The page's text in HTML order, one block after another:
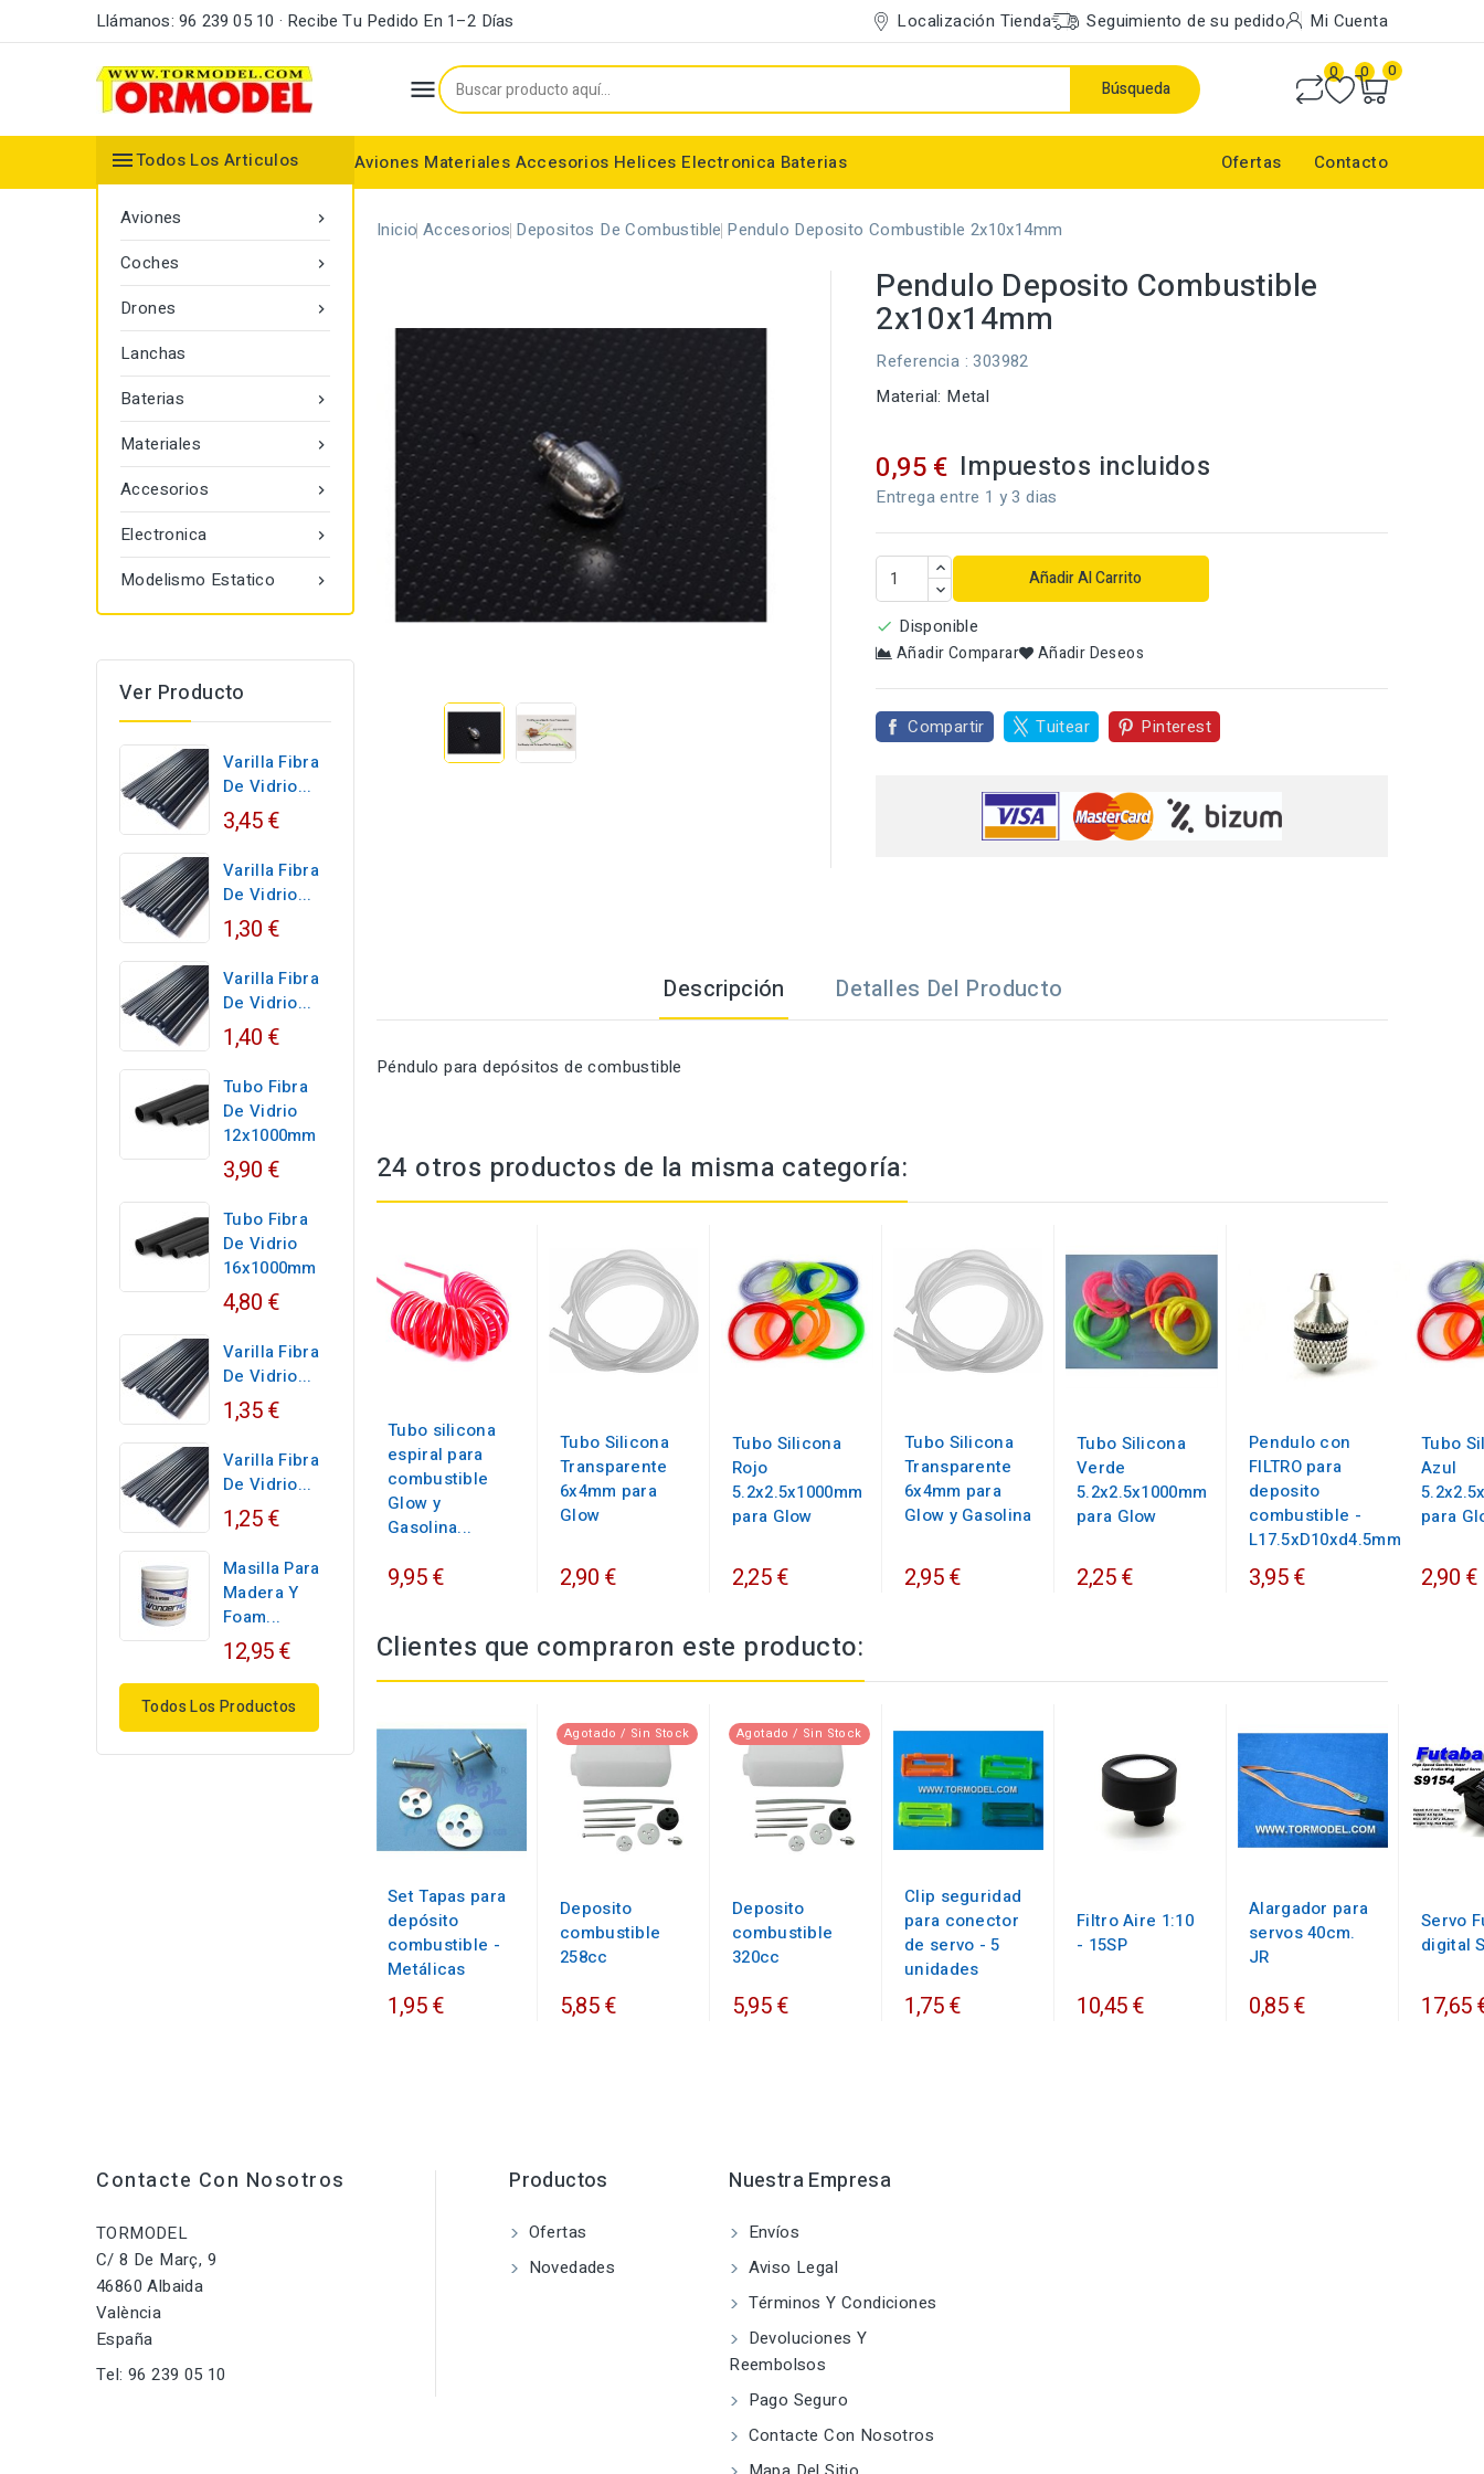
Llámanos: 96 239 05 10 · Recibe Tu Pedido En 1–2 Días Localización Tienda Seguimiento de su pedido Mi Cuenta
 Búsqueda
0 0 0
Aviones Materiales Accesorios Helices Electronica Baterias Ofertas Contacto
Todos Los Articulos

Aviones

Coches

Drones
Lanchas

Baterias

Materiales

Accesorios

Electronica

Modelismo Estatico
Ver Producto
Varilla Fibra
De Vidrio...
3,45 €
Varilla Fibra
De Vidrio...
1,30 €
Varilla Fibra
De Vidrio...
1,40 €
Tubo Fibra
De Vidrio
12x1000mm
3,90 €
Tubo Fibra
De Vidrio
16x1000mm
4,80 €
Varilla Fibra
De Vidrio...
1,35 €
Varilla Fibra
De Vidrio...
1,25 €
Masilla Para
Madera Y
Foam...
12,95 €
Todos Los Productos
Inicio Accesorios Depositos De Combustible Pendulo Deposito Combustible 2x10x14mm
Pendulo Deposito Combustible
2x10x14mm
Referencia : 303982
Material: Metal
0,95 € Impuestos incluidos
Entrega entre 1 y 3 dias
Añadir Al Carrito
 Disponible
Añadir Comparar Añadir Deseos
Compartir Tuitear Pinterest
Descripción Detalles Del Producto
Péndulo para depósitos de combustible
24 otros productos de la misma categoría:
Tubo silicona
espiral para
combustible
Glow y
Gasolina...
9,95 €
Tubo Silicona
Transparente
6x4mm para
Glow
2,90 €
Tubo Silicona
Rojo
5.2x2.5x1000mm
para Glow
2,25 €
Tubo Silicona
Transparente
6x4mm para
Glow y Gasolina
2,95 €
Tubo Silicona
Verde
5.2x2.5x1000mm
para Glow
2,25 €
Pendulo con
FILTRO para
deposito
combustible -
L17.5xD10xd4.5mm
3,95 €
Tubo
Azul
para
2,90 €
Clientes que compraron este producto:
Set Tapas para
depósito
combustible -
Metálicas
1,95 €
Agotado / Sin Stock
Deposito
combustible
258cc
5,85 €
Agotado / Sin Stock
Deposito
combustible
320cc
5,95 €
Clip seguridad
para conector
de servo - 5
unidades
1,75 €
Filtro Aire 1:10
- 15SP
10,45 €
Alargador para
servos 40cm.
JR
0,85 €
Servo
digital
17,65
Contacte Con Nosotros
TORMODEL
C/ 8 De Març, 9
46860 Albaida
València
España
Tel: 96 239 05 10
Productos
Ofertas
Novedades
Nuestra Empresa
Envíos
Aviso Legal
Términos Y Condiciones
Devoluciones Y
Reembolsos
Pago Seguro
Contacte Con Nosotros